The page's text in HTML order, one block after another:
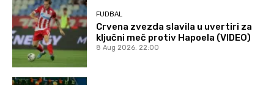
FUDBAL
Crvena zvezda slavila u uvertiri za
ključni meč protiv Hapoela (VIDEO)
8 Aug 2026. 22:00